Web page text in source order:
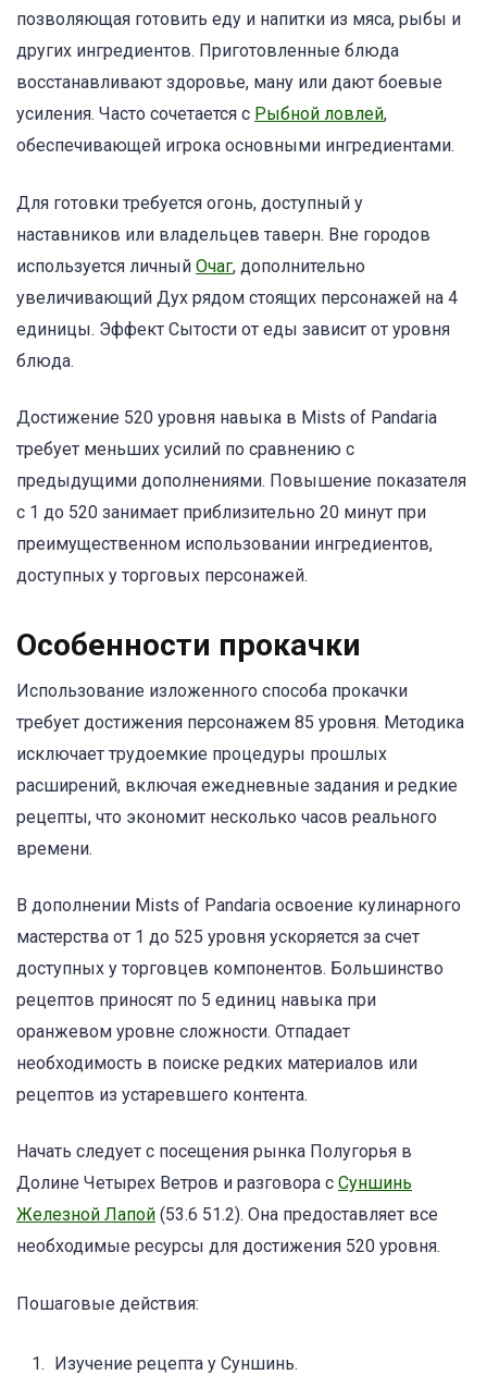
позволяющая готовить еду и напитки из мяса, рыбы и
других ингредиентов. Приготовленные блюда
восстанавливают здоровье, ману или дают боевые
усиления. Часто сочетается с Рыбной ловлей,
обеспечивающей игрока основными ингредиентами.
Для готовки требуется огонь, доступный у
наставников или владельцев таверн. Вне городов
используется личный Очаг, дополнительно
увеличивающий Дух рядом стоящих персонажей на 4
единицы. Эффект Сытости от еды зависит от уровня
блюда.
Достижение 520 уровня навыка в Mists of Pandaria
требует меньших усилий по сравнению с
предыдущими дополнениями. Повышение показателя
с 1 до 520 занимает приблизительно 20 минут при
преимущественном использовании ингредиентов,
доступных у торговых персонажей.
Особенности прокачки
Использование изложенного способа прокачки
требует достижения персонажем 85 уровня. Методика
исключает трудоемкие процедуры прошлых
расширений, включая ежедневные задания и редкие
рецепты, что экономит несколько часов реального
времени.
В дополнении Mists of Pandaria освоение кулинарного
мастерства от 1 до 525 уровня ускоряется за счет
доступных у торговцев компонентов. Большинство
рецептов приносят по 5 единиц навыка при
оранжевом уровне сложности. Отпадает
необходимость в поиске редких материалов или
рецептов из устаревшего контента.
Начать следует с посещения рынка Полугорья в
Долине Четырех Ветров и разговора с Суншинь
Железной Лапой (53.6 51.2). Она предоставляет все
необходимые ресурсы для достижения 520 уровня.
Пошаговые действия:
Изучение рецепта у Суншинь.